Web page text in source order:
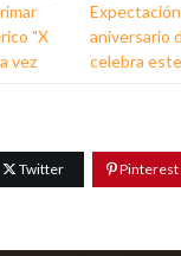
"X
vez
aniversario
celebra
Twitter Pinterest